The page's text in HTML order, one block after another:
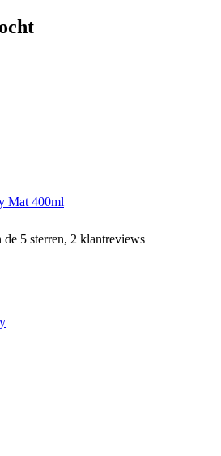
Mat 400ml
5 sterren, 2 klantreviews